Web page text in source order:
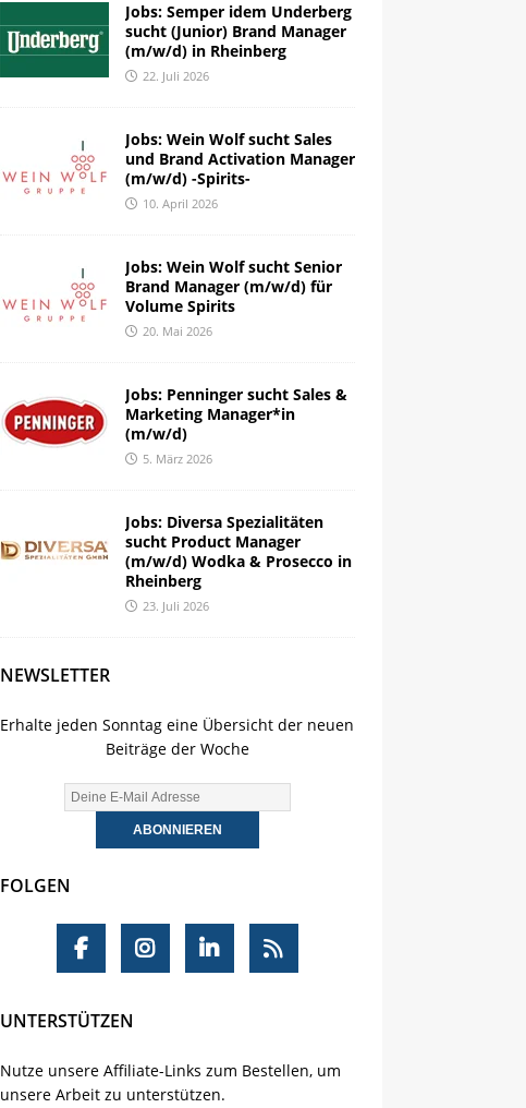
Jobs: Semper idem Underberg
sucht (Junior) Brand Manager
(m/w/d) in Rheinberg
22. Juli 2026
Jobs: Wein Wolf sucht Sales
und Brand Activation Manager
(m/w/d) -Spirits-
10. April 2026
Jobs: Wein Wolf sucht Senior
Brand Manager (m/w/d) für
Volume Spirits
20. Mai 2026
Jobs: Penninger sucht Sales &
Marketing Manager*in
(m/w/d)
5. März 2026
Jobs: Diversa Spezialitäten
sucht Product Manager
(m/w/d) Wodka & Prosecco in
Rheinberg
23. Juli 2026
NEWSLETTER
Erhalte jeden Sonntag eine Übersicht der neuen
Beiträge der Woche
FOLGEN
UNTERSTÜTZEN
Nutze unsere Affiliate-Links zum Bestellen, um
unsere Arbeit zu unterstützen.